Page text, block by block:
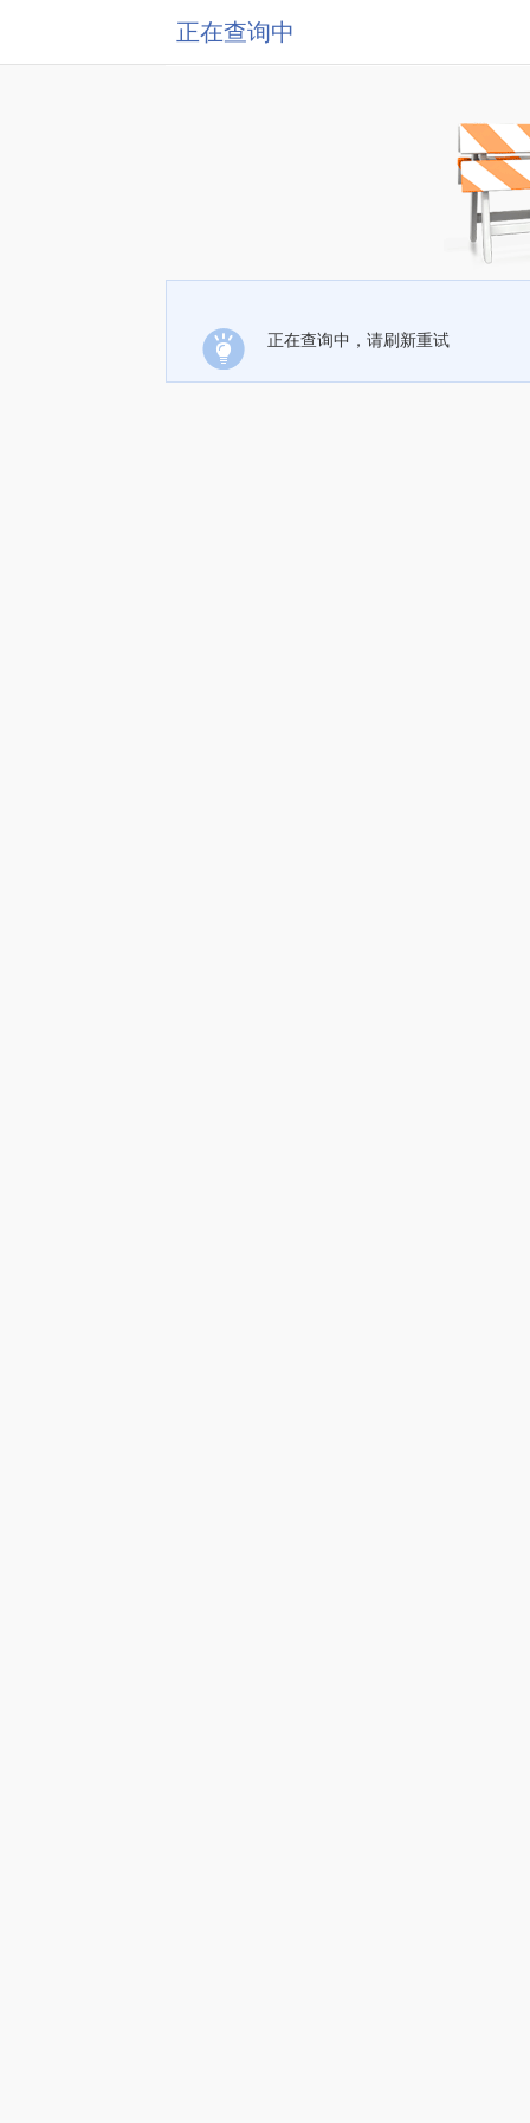
正在查询中
正在查询中，请刷新重试